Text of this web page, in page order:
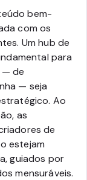
bem-
com os
Um hub de
para
— de
— seja
Ao
as
de
estejam
guiados por
mensuráveis.